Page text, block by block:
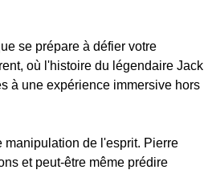
se prépare à défier votre
où l'histoire du légendaire Jack
à une expérience immersive hors
manipulation de l'esprit. Pierre
et peut-être même prédire